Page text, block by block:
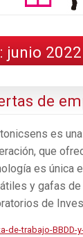
junio 2022
de
es
que
es única
y gafas
de
de-trabajo-BBDD-